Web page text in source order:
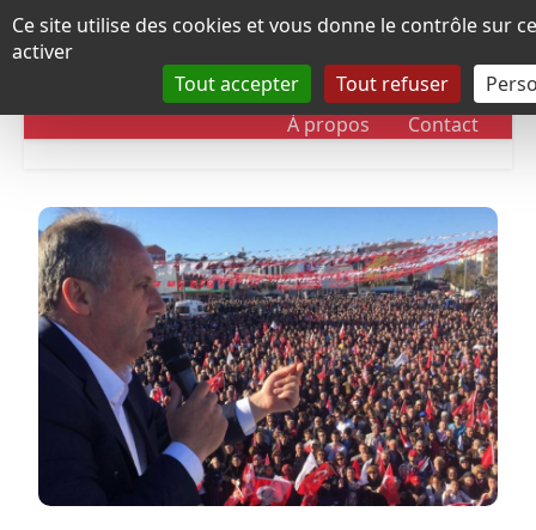
Panneau de gestion des cookies
Ce site utilise des cookies et vous donne le contrôle sur
activer
Tout accepter
Tout refuser
DOSSIERS CHRONOLOGIE
À propos Contact